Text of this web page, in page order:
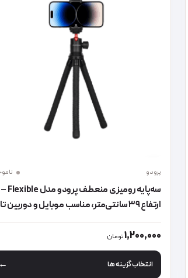
پرودو
سه‌پایه رومیزی منعطف پرودو مدل Flexible –
1,200,000تومان
انتخاب گزینه ها
این محصول دارای انواع مختلفی می باشد.